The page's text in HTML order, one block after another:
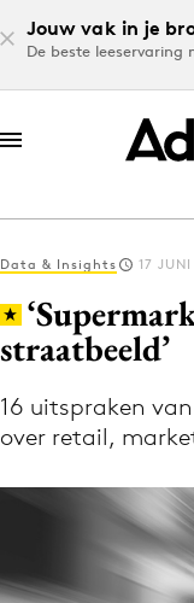
Jouw vak in je
De beste leeservaring
Log in
Volg het
Data & Insights 17 JUNI
straatbeeld’
16 uitspraken
over retail,